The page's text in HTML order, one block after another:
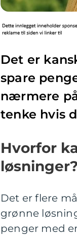
Det er
spare
nærmere
tenke hvis
Hvorfor
løsninger?
Det er flere
grønne
penger med